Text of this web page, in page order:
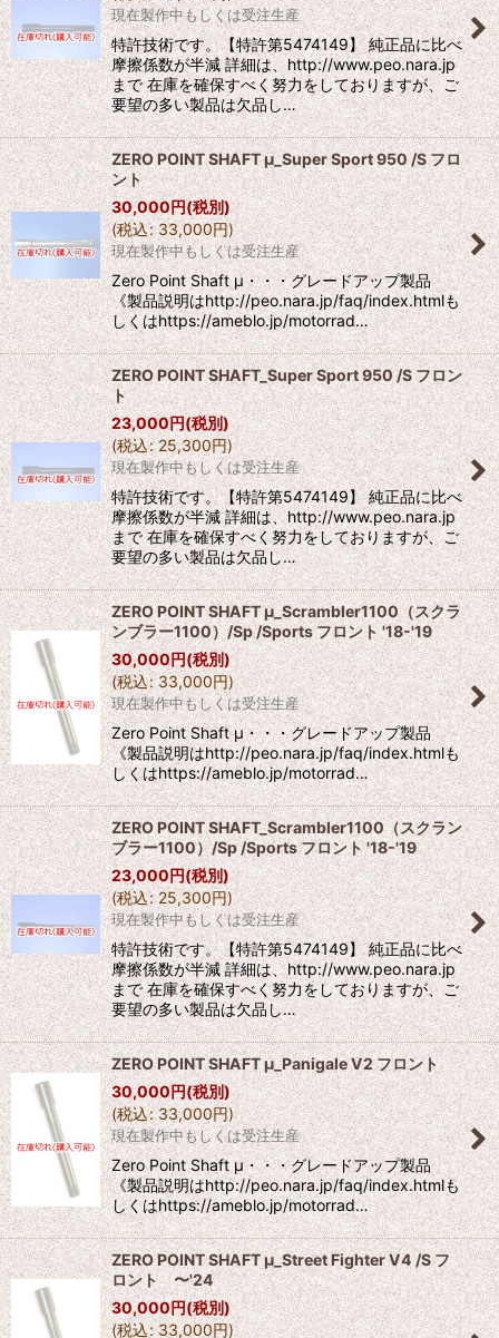
現在製作中もしくは受注生産
特許技術です。【特許第5474149】 純正品に比べ
摩擦係数が半減 詳細は、http://www.peo.nara.jp
まで 在庫を確保すべく努力をしておりますが、ご
要望の多い製品は欠品し…
ZERO POINT SHAFT μ_Super Sport 950 /S フロ
ント
30,000円(税別)
(税込: 33,000円)
現在製作中もしくは受注生産
Zero Point Shaft μ・・・グレードアップ製品
《製品説明はhttp://peo.nara.jp/faq/index.htmlも
しくはhttps://ameblo.jp/motorrad…
ZERO POINT SHAFT_Super Sport 950 /S フロン
ト
23,000円(税別)
(税込: 25,300円)
現在製作中もしくは受注生産
特許技術です。【特許第5474149】 純正品に比べ
摩擦係数が半減 詳細は、http://www.peo.nara.jp
まで 在庫を確保すべく努力をしておりますが、ご
要望の多い製品は欠品し…
ZERO POINT SHAFT μ_Scrambler1100（スクラ
ンブラー1100）/Sp /Sports フロント '18-'19
30,000円(税別)
(税込: 33,000円)
現在製作中もしくは受注生産
Zero Point Shaft μ・・・グレードアップ製品
《製品説明はhttp://peo.nara.jp/faq/index.htmlも
しくはhttps://ameblo.jp/motorrad…
ZERO POINT SHAFT_Scrambler1100（スクラン
ブラー1100）/Sp /Sports フロント '18-'19
23,000円(税別)
(税込: 25,300円)
現在製作中もしくは受注生産
特許技術です。【特許第5474149】 純正品に比べ
摩擦係数が半減 詳細は、http://www.peo.nara.jp
まで 在庫を確保すべく努力をしておりますが、ご
要望の多い製品は欠品し…
ZERO POINT SHAFT μ_Panigale V2 フロント
30,000円(税別)
(税込: 33,000円)
現在製作中もしくは受注生産
Zero Point Shaft μ・・・グレードアップ製品
《製品説明はhttp://peo.nara.jp/faq/index.htmlも
しくはhttps://ameblo.jp/motorrad…
ZERO POINT SHAFT μ_Street Fighter V4 /S フ
ロント 〜'24
30,000円(税別)
(税込: 33,000円)